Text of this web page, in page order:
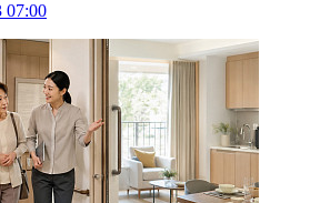
07:00